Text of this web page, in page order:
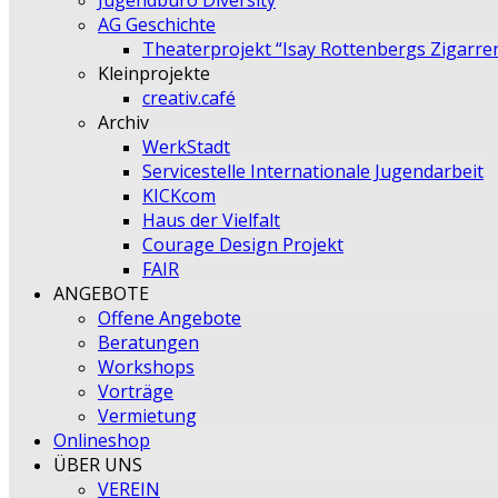
AG Geschichte
Theaterprojekt “Isay Rottenbergs
Kleinprojekte
creativ.café
Archiv
WerkStadt
Servicestelle Internationale Jugendarbeit
KICKcom
Haus der Vielfalt
Courage Design Projekt
FAIR
ANGEBOTE
Offene Angebote
Beratungen
Workshops
Vorträge
Vermietung
Onlineshop
ÜBER UNS
VEREIN